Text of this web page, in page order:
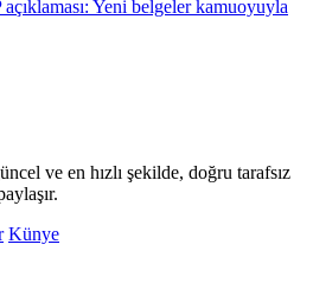
Yeni belgeler kamuoyuyla
ve en hızlı şekilde, doğru tarafsız
Künye